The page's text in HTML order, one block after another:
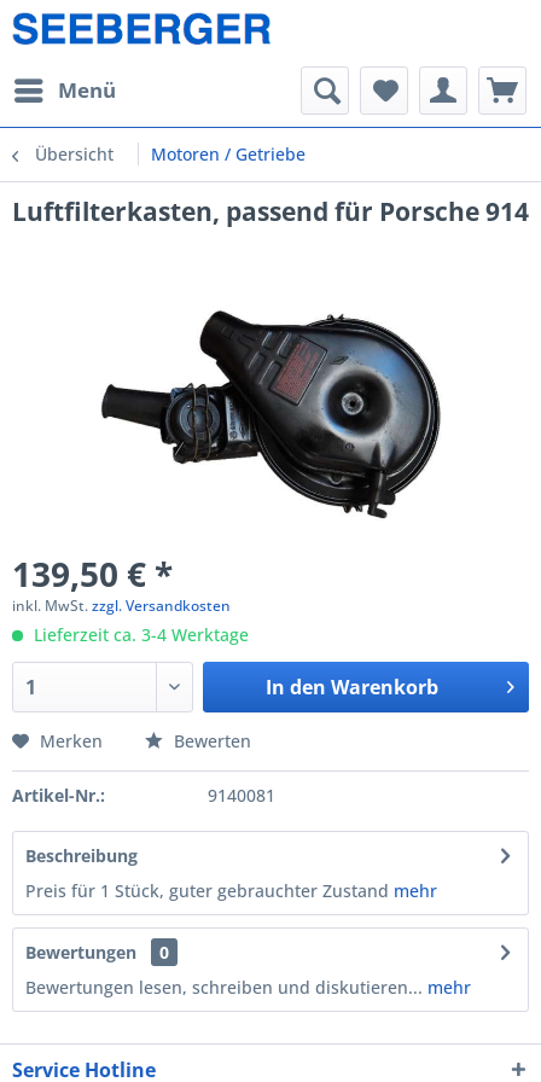
Menü
Übersicht Motoren / Getriebe
Luftfilterkasten, passend für Porsche 914
139,50 € *
inkl. MwSt.zzgl. Versandkosten
Lieferzeit ca. 3-4 Werktage
In den Warenkorb
Merken Bewerten
Artikel-Nr.: 9140081
Beschreibung
Preis für 1 Stück, guter gebrauchter Zustand mehr
Bewertungen
0
Bewertungen lesen, schreiben und diskutieren... mehr
Service Hotline